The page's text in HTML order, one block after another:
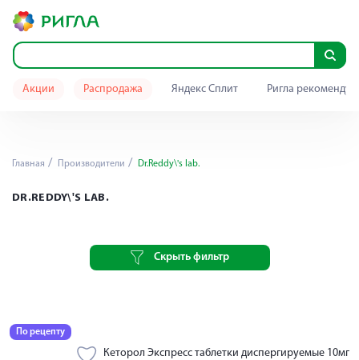
Акции Распродажа Яндекс Сплит Ригла
Главная Производители Dr.Reddy\'s lab.
DR.REDDY\'S LAB.
Скрыть фильтр
По рецепту
Кеторол Экспресс таблетки диспергируемые 10мг